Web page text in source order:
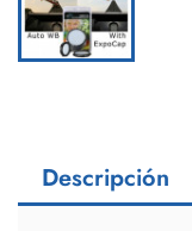
Descripción